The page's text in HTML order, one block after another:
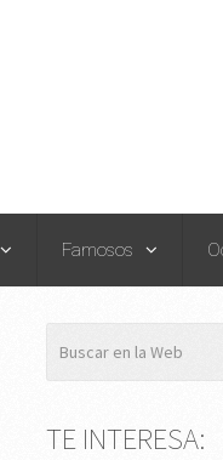
Famosos
TE INTERESA: